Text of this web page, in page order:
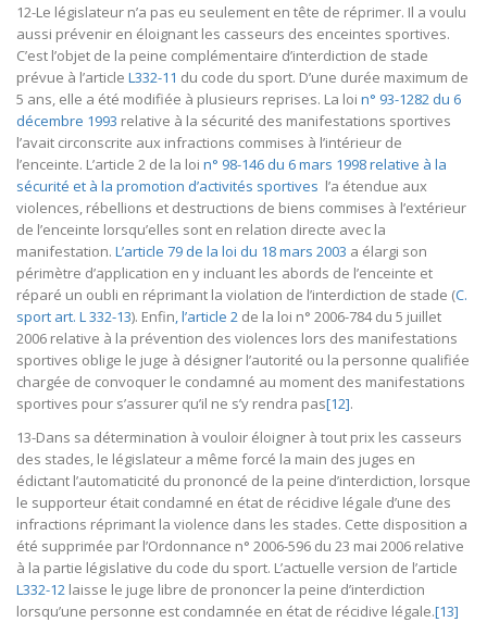
12-Le législateur n’a pas eu seulement en tête de réprimer. Il a voulu
aussi prévenir en éloignant les casseurs des enceintes sportives.
C’est l’objet de la peine complémentaire d’interdiction de stade
prévue à l’article L332-11 du code du sport. D’une durée maximum de
5 ans, elle a été modifiée à plusieurs reprises. La loi n° 93-1282 du 6
décembre 1993 relative à la sécurité des manifestations sportives
l’avait circonscrite aux infractions commises à l’intérieur de
l’enceinte. L’article 2 de la loi n° 98-146 du 6 mars 1998 relative à la
sécurité et à la promotion d’activités sportives l’a étendue aux
violences, rébellions et destructions de biens commises à l’extérieur
de l’enceinte lorsqu’elles sont en relation directe avec la
manifestation. L’article 79 de la loi du 18 mars 2003 a élargi son
périmètre d’application en y incluant les abords de l’enceinte et
réparé un oubli en réprimant la violation de l’interdiction de stade (C.
sport art. L 332-13). Enfin, l’article 2 de la loi n° 2006-784 du 5 juillet
2006 relative à la prévention des violences lors des manifestations
sportives oblige le juge à désigner l’autorité ou la personne qualifiée
chargée de convoquer le condamné au moment des manifestations
sportives pour s’assurer qu’il ne s’y rendra pas[12].
13-Dans sa détermination à vouloir éloigner à tout prix les casseurs
des stades, le législateur a même forcé la main des juges en
édictant l’automaticité du prononcé de la peine d’interdiction, lorsque
le supporteur était condamné en état de récidive légale d’une des
infractions réprimant la violence dans les stades. Cette disposition a
été supprimée par l’Ordonnance n° 2006-596 du 23 mai 2006 relative
à la partie législative du code du sport. L’actuelle version de l’article
L332-12 laisse le juge libre de prononcer la peine d’interdiction
lorsqu’une personne est condamnée en état de récidive légale.[13]